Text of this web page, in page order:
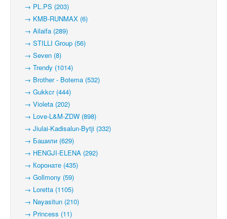
→ PL.PS (203)
→ KMB-RUNMAX (6)
→ Ailaifa (289)
→ STILLI Group (56)
→ Seven (8)
→ Trendy (1014)
→ Brother - Botema (532)
→ Gukkcr (444)
→ Violeta (202)
→ Love-L&M-ZDW (898)
→ Jiulai-Kadisalun-Bytji (332)
→ Башили (629)
→ HENGJI-ELENA (292)
→ Коронате (435)
→ Gollmony (59)
→ Loretta (1105)
→ Nayasitun (210)
→ Princess (11)